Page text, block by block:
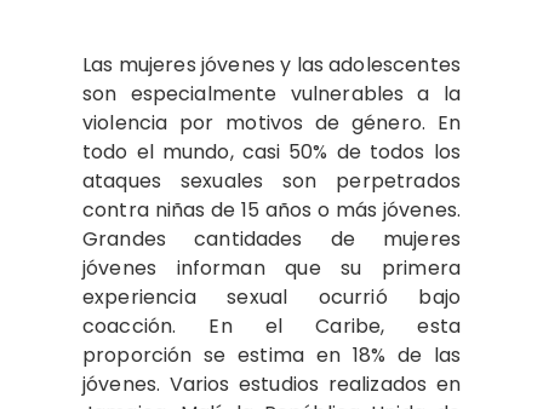
Las mujeres jóvenes y las adolescentes
son especialmente vulnerables a la
violencia por motivos de género. En
todo el mundo, casi 50% de todos los
ataques sexuales son perpetrados
contra niñas de 15 años o más jóvenes.
Grandes cantidades de mujeres
jóvenes informan que su primera
experiencia sexual ocurrió bajo
coacción. En el Caribe, esta
proporción se estima en 18% de las
jóvenes. Varios estudios realizados en